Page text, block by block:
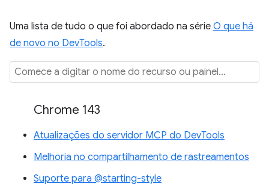
Uma lista de tudo o que foi abordado na série O que há
de novo no DevTools.
Chrome 143
Atualizações do servidor MCP do DevTools
Melhoria no compartilhamento de rastreamentos
Suporte para @starting-style